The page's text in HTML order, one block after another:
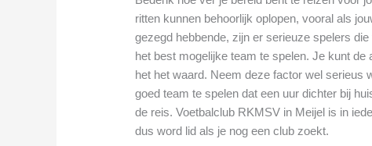
ritten kunnen behoorlijk oplopen, vooral als
gezegd hebbende, zijn er serieuze spelers
het best mogelijke team te spelen. Je kunt
het het waard. Neem deze factor wel serieus
goed team te spelen dat een uur dichter bij
de reis. Voetbalclub RKMSV in Meijel is in
dus word lid als je nog een club zoekt.